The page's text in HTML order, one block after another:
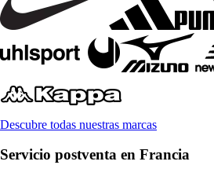
Descubre todas nuestras marcas
Servicio postventa en Francia